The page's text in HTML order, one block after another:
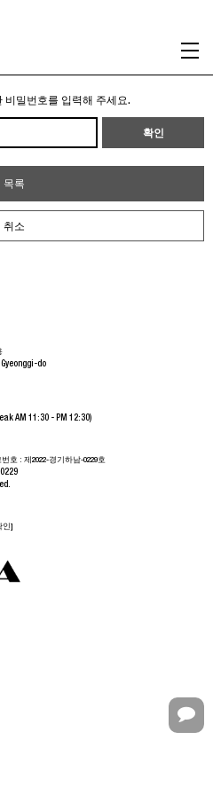
비밀번호를 입력해 주세요.
확인
목록
취소
do
AM 11:30 - PM 12:30)
호 : 제2022-경기하남-0229호
]